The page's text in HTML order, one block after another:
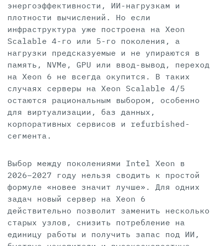
энергоэффективности, ИИ-нагрузкам и
плотности вычислений. Но если
инфраструктура уже построена на Xeon
Scalable 4-го или 5-го поколения, а
нагрузки предсказуемые и не упираются в
память, NVMe, GPU или ввод-вывод, переход
на Xeon 6 не всегда окупится. В таких
случаях серверы на Xeon Scalable 4/5
остаются рациональным выбором, особенно
для виртуализации, баз данных,
корпоративных сервисов и refurbished-
сегмента.
Выбор между поколениями Intel Xeon в
2026–2027 году нельзя сводить к простой
формуле «новее значит лучше». Для одних
задач новый сервер на Xeon 6
действительно позволит заменить несколько
старых узлов, снизить потребление на
единицу работы и получить запас под ИИ,